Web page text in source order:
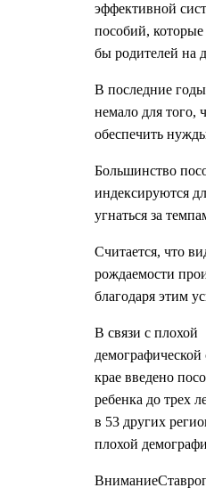
эффективной
пособий,
бы родителей на
В последние годы
немало для того,
обеспечить
Большинство
индексируются
угнаться за
Считается, что
рождаемости
благодаря этим
В связи с плохой
демографической
крае введено
ребенка до трех
в 53 других
плохой